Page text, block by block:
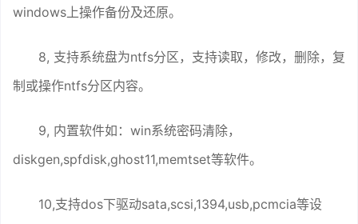
windows上操作备份及还原。
8, 支持系统盘为ntfs分区，支持读取，修改，删除，复
制或操作ntfs分区内容。
9, 内置软件如：win系统密码清除，
diskgen,spfdisk,ghost11,memtset等软件。
10,支持dos下驱动sata,scsi,1394,usb,pcmcia等设